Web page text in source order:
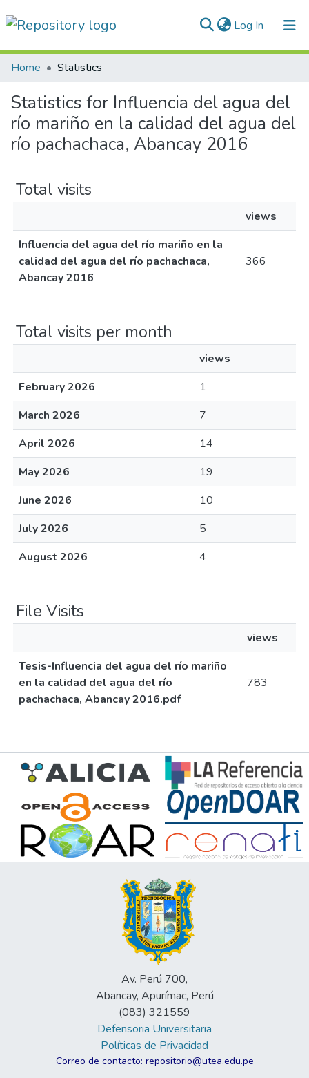
Log In (current)
Communities & Collections
All of DSpace
Normativas
Home Statistics
Statistics for Influencia del agua del
río mariño en la calidad del agua del
río pachachaca, Abancay 2016
Total visits
views
Influencia del agua del río mariño en la
calidad del agua del río pachachaca,
Abancay 2016
366
Total visits per month
views
February 2026
1
March 2026
7
April 2026
14
May 2026
19
June 2026
10
July 2026
5
August 2026
4
File Visits
views
Tesis-Influencia del agua del río mariño
en la calidad del agua del río
pachachaca, Abancay 2016.pdf
783
Av. Perú 700,
Abancay, Apurímac, Perú
(083) 321559
Defensoria Universitaria
Políticas de Privacidad
Correo de contacto: repositorio@utea.edu.pe